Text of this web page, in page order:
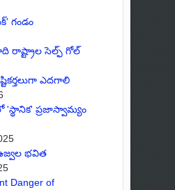
గండం
రాష్ట్రాల సెల్ఫ్ గోల్
ఎదగాలి
'స్థానిక' ప్రజాస్వామ్యం
భవిత
Danger of